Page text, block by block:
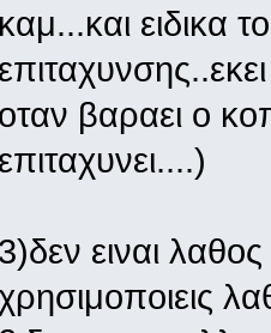
καμ...και ειδικα
οταν βαραει ο
επιταχυνει....)
3)δεν ειναι